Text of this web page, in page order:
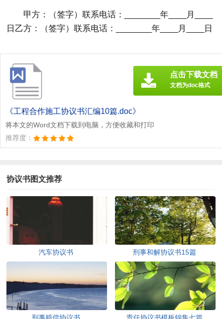
甲方：（签字）联系电话：________年____月____
日乙方：（签字）联系电话：________年____月____日
《工程合作施工协议书汇编10篇.doc》
将本文的Word文档下载到电脑，方便收藏和打印
推荐度：
点击下载文档
文档为doc格式
协议书图文推荐
汽车协议书 刑事和解协议书15篇
刑事赔偿协议书 责任协议书模板锦集七篇